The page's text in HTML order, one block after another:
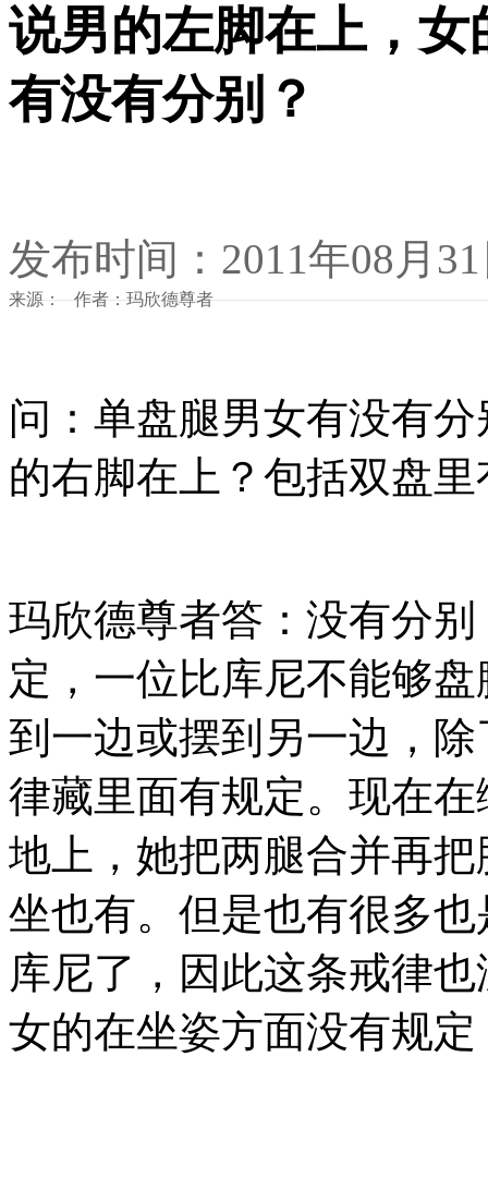
说男的左脚在上，
有没有分别？
发布时间：2011年08月
来源： 作者：玛欣德尊者
问：单盘腿男女有没有
的右脚在上？包括双盘
玛欣德尊者答：没有分
定，一位比库尼不能够
到一边或摆到另一边，
律藏里面有规定。现在
地上，她把两腿合并再
坐也有。但是也有很多
库尼了，因此这条戒律
女的在坐姿方面没有规